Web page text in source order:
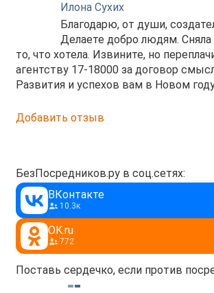
Илона Сухих
Благодарю, от души,
Делаете добро людям. Сняла
то, что хотела. Извините, но
агентству 17-18000 за договор
Развития и успехов вам в Новом
Добавить отзыв
БезПосредников.ру в соц.сетях:
ВКонтакте
10.3к
OK.ru
772
Поставь сердечко, если против